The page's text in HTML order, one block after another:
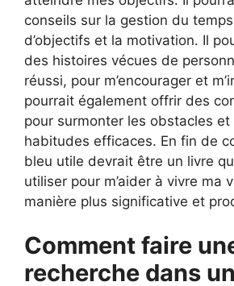
conseils sur la gestion du
d’objectifs et la motivation. Il
des histoires vécues de
réussi, pour m’encourager et
pourrait également offrir des
pour surmonter les obstacles
habitudes efficaces. En fin de
bleu utile devrait être un livre
utiliser pour m’aider à vivre ma
manière plus significative et
Comment faire
recherche dans